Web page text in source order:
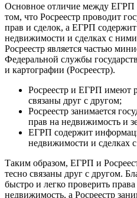
Основное отличие между ЕГРП
том, что Росреестр проводит
прав и сделок, а ЕГРП
недвижимости и сделках с
Росреестр является частью
Федеральной службы
и картографии (Росреестр).
Росреестр и ЕГРП имеют
связаны друг с другом;
Росреестр занимается
прав на недвижимость и
ЕГРП содержит
недвижимости и сделках
Таким образом, ЕГРП и
тесно связаны друг с другом.
быстро и легко проверить
недвижимость, а Росреестр